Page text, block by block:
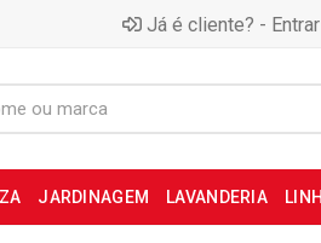
Já é cliente? - Entrar
JARDINAGEM LAVANDERIA